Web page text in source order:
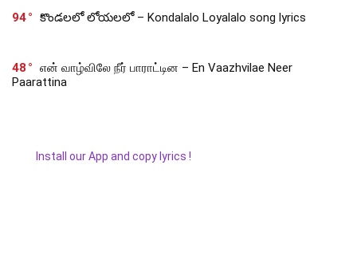
94 కొండలలో లోయలలో – Kondalalo Loyalalo song lyrics
48
என் வாழ்விலே நீர் பாராட்டின – En Vaazhvilae Neer
Paarattina
Install our App and copy lyrics !